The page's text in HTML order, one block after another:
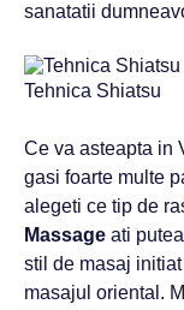
sanatatii
Tehnica Shiatsu
Ce va asteapta in
gasi foarte multe
alegeti ce tip de
Massage ati
stil de masaj
masajul oriental.